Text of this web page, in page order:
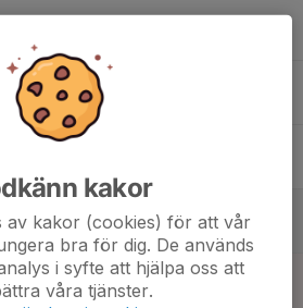
kakor
av kakor (cookies) för att vår
bra för dig. De används
i syfte att hjälpa oss att
våra tjänster.